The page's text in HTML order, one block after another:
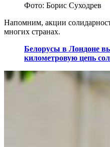
Фото: Борис Суходрев
Напомним, акции
многих странах.
Белорусы в Лондоне
километровую цепь